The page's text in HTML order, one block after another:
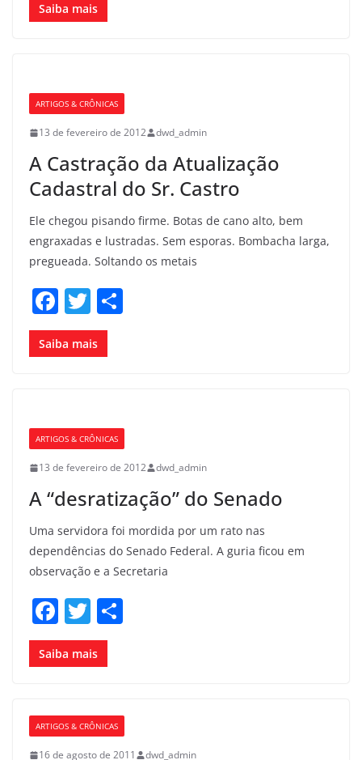
c
o
o
k
itt
Saiba mais
ARTIGOS & CRÔNICAS
13 de fevereiro de 2012 dwd_admin
A Castração da Atualização
Cadastral do Sr. Castro
Ele chegou pisando firme. Botas de cano alto, bem
engraxadas e lustradas. Sem esporas. Bombacha larga,
pregueada. Soltando os metais
F
a
c
o
o
k
T
w
itt
Saiba mais
ARTIGOS & CRÔNICAS
13 de fevereiro de 2012 dwd_admin
A “desratização” do Senado
Uma servidora foi mordida por um rato nas
dependências do Senado Federal. A guria ficou em
observação e a Secretaria
F
a
c
b
o
T
w
itt
Saiba mais
ARTIGOS & CRÔNICAS
16 de agosto de 2011 dwd_admin